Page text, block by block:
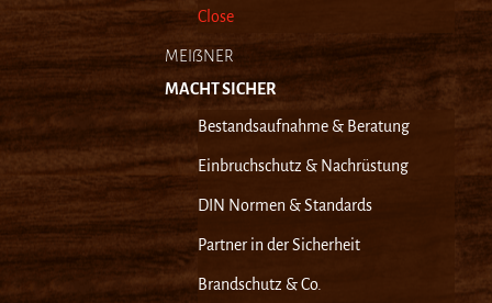
Close
MEIẞNER
MACHT SICHER
Bestandsaufnahme & Beratung
Einbruchschutz & Nachrüstung
DIN Normen & Standards
Partner in der Sicherheit
Brandschutz & Co.